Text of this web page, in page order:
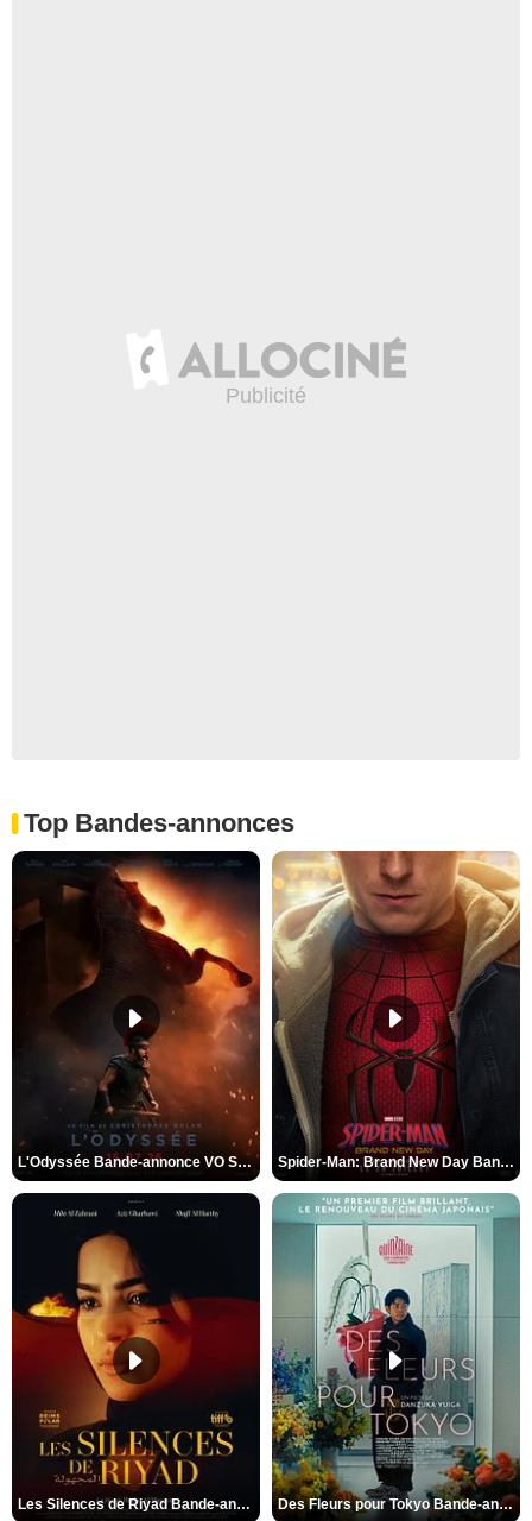
Top Bandes-annonces
L'Odyssée Bande-annonce VO STFR Spider-Man: Brand New Day Bande-annonce VO STFR
Les Silences de Riyad Bande-annonce VO STFR Des Fleurs pour Tokyo Bande-annonce VO STFR